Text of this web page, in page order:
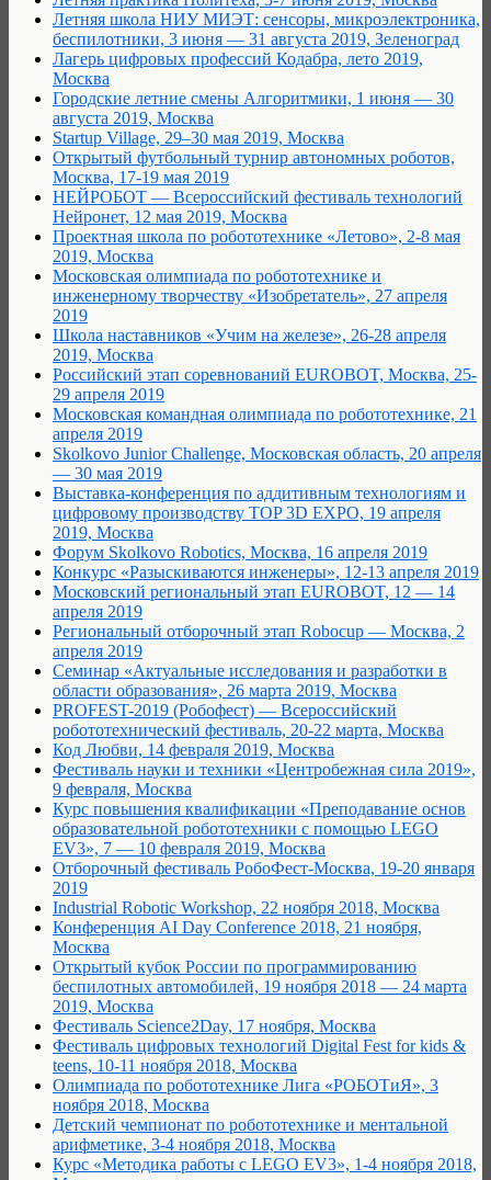
Летняя школа НИУ МИЭТ: сенсоры, микроэлектроника,
беспилотники, 3 июня — 31 августа 2019, Зеленоград
Лагерь цифровых профессий Кодабра, лето 2019,
Москва
Городские летние смены Алгоритмики, 1 июня — 30
августа 2019, Москва
Startup Village, 29–30 мая 2019, Москва
Открытый футбольный турнир автономных роботов,
Москва, 17-19 мая 2019
НЕЙРОБОТ — Всероссийский фестиваль технологий
Нейронет, 12 мая 2019, Москва
Проектная школа по робототехнике «Летово», 2-8 мая
2019, Москва
Московская олимпиада по робототехнике и
инженерному творчеству «Изобретатель», 27 апреля
2019
Школа наставников «Учим на железе», 26-28 апреля
2019, Москва
Российский этап соревнований EUROBOT, Москва, 25-
29 апреля 2019
Московская командная олимпиада по робототехнике, 21
апреля 2019
Skolkovo Junior Challenge, Московская область, 20 апреля
— 30 мая 2019
Выставка-конференция по аддитивным технологиям и
цифровому производству TOP 3D EXPO, 19 апреля
2019, Москва
Форум Skolkovo Robotics, Москва, 16 апреля 2019
Конкурс «Разыскиваются инженеры», 12-13 апреля 2019
Московский региональный этап EUROBOT, 12 — 14
апреля 2019
Региональный отборочный этап Robocup — Москва, 2
апреля 2019
Семинар «Актуальные исследования и разработки в
области образования», 26 марта 2019, Москва
PROFEST-2019 (Робофест) — Всероссийский
робототехнический фестиваль, 20-22 марта, Москва
Код Любви, 14 февраля 2019, Москва
Фестиваль науки и техники «Центробежная сила 2019»,
9 февраля, Москва
Курс повышения квалификации «Преподавание основ
образовательной робототехники с помощью LEGO
EV3», 7 — 10 февраля 2019, Москва
Отборочный фестиваль РобоФест-Москва, 19-20 января
2019
Industrial Robotic Workshop, 22 ноября 2018, Москва
Конференция AI Day Conference 2018, 21 ноября,
Москва
Открытый кубок России по программированию
беспилотных автомобилей, 19 ноября 2018 — 24 марта
2019, Москва
Фестиваль Science2Day, 17 ноября, Москва
Фестиваль цифровых технологий Digital Fest for kids &
teens, 10-11 ноября 2018, Москва
Олимпиада по робототехнике Лига «РОБОТиЯ», 3
ноября 2018, Москва
Детский чемпионат по робототехнике и ментальной
арифметике, 3-4 ноября 2018, Москва
Курс «Методика работы с LEGO EV3», 1-4 ноября 2018,